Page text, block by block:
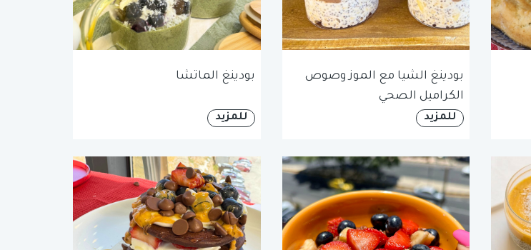
بودينغ الشيا مع الموز وصوص
الكراميل الصحي
للمزيد
بودينغ الماتشا
للمزيد